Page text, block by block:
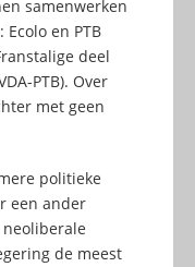
samenwerken
en PTB
deel
PTB). Over
met geen
politieke
een ander
de meest